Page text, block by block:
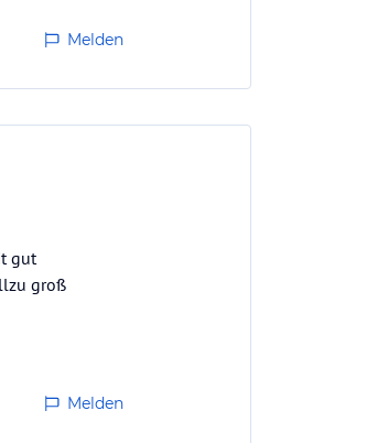
Melden
gut
groß
Melden